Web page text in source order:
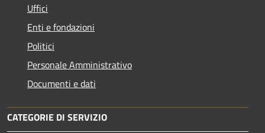
Uffici
Enti e fondazioni
Politici
Personale Amministrativo
Documenti e dati
CATEGORIE DI SERVIZIO